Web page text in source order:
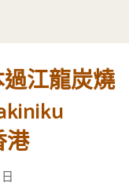
過江龍炭燒
港